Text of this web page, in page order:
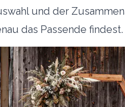
und der
das Passende findest.